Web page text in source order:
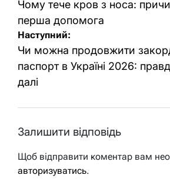
записів
Чому тече кров з носа:
перша допомога
Наступний:
Чи можна продовжити
паспорт в Україні 2026:
далі
Залишити відповідь
Щоб відправити коментар вам
авторизуватись.